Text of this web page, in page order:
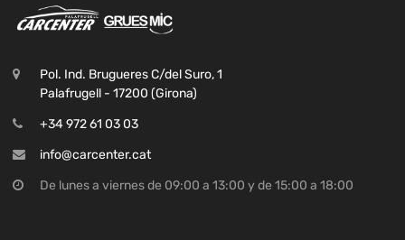
Pol. Ind. Brugueres C/del Suro, 1
Palafrugell - 17200 (Girona)
+34 972 61 03 03
info@carcenter.cat
De lunes a viernes de 09:00 a 13:00 y de 15:00 a 18:00